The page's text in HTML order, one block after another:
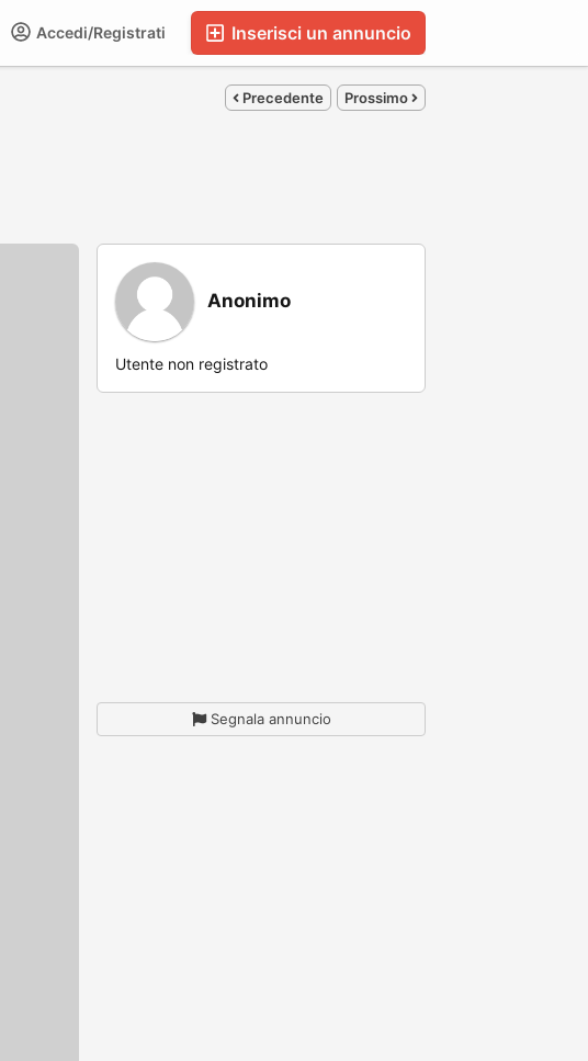
Inserisci un annuncio
Accedi/Registrati
Precedente Prossimo
Anonimo
Utente non registrato
Segnala annuncio